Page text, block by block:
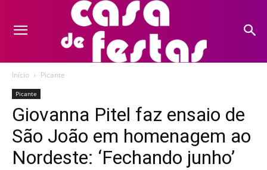
Início Picante
Picante
Giovanna Pitel faz ensaio de
São João em homenagem ao
Nordeste: ‘Fechando junho’